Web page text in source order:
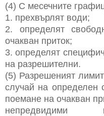
(4) С месечните
1. прехвърлят води;
2. определят
очакван приток;
3. определят
на разрешителни.
(5) Разрешеният
случай на определен
поемане на очакван
непредвидими